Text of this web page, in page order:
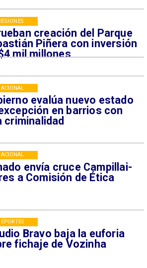
creación del Parque
Piñera con inversión
mil millones
evalúa nuevo estado
en barrios con
criminalidad
envía cruce Campillai-
a Comisión de Ética
Bravo baja la euforia
fichaje de Vozinha